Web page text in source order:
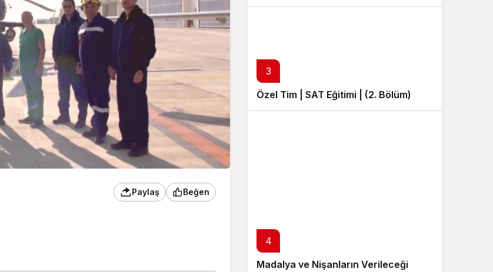
Paylaş Beğen
3
Özel Tim | SAT Eğitimi | (2. Bölüm)
4
Madalya ve Nişanların Verileceği